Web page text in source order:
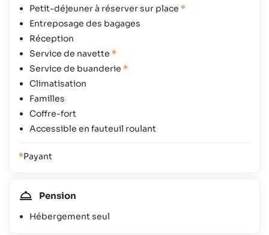
Petit-déjeuner à réserver sur place *
Entreposage des bagages
Réception
Service de navette *
Service de buanderie *
Climatisation
Familles
Coffre-fort
Accessible en fauteuil roulant
*Payant
Pension
Hébergement seul